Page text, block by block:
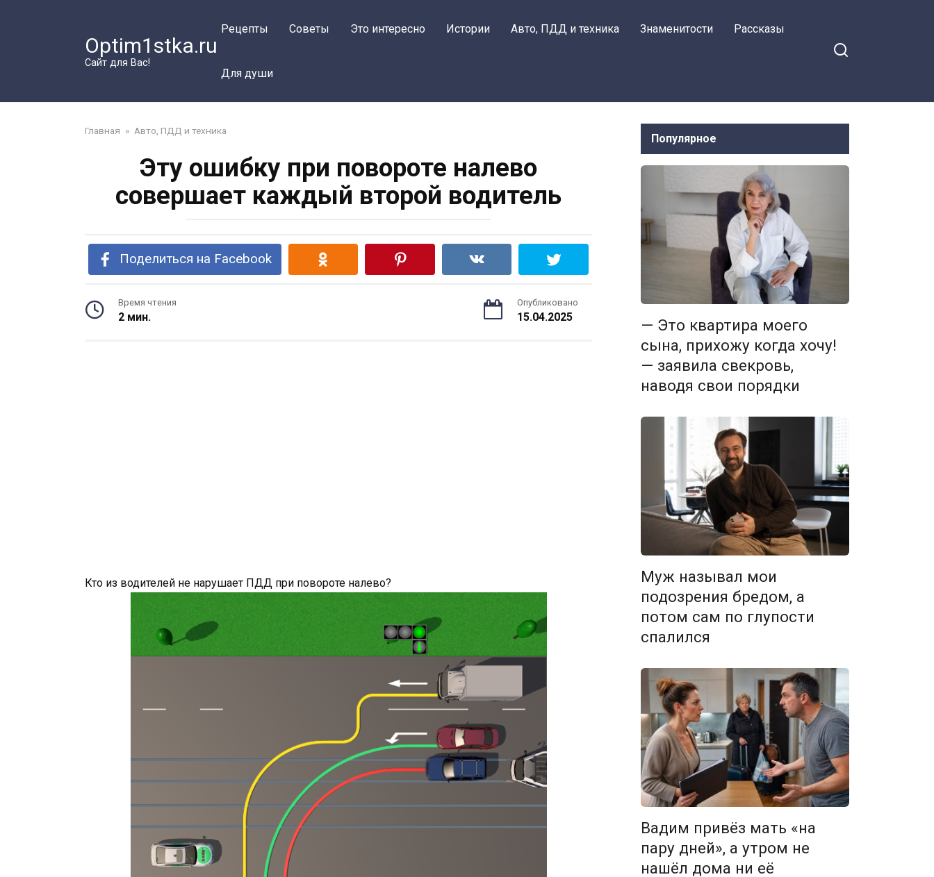
Optim1stka.ru
Сайт для Вас!
Рецепты Советы Это интересно Истории Авто, ПДД и техника Знаменитости Рассказы
Для души
Главная » Авто, ПДД и техника
Эту ошибку при повороте налево
совершает каждый второй водитель
Поделиться на Facebook
Время чтения
2 мин.
Опубликовано
15.04.2025
Кто из водителей не нарушает ПДД при повороте налево?
Популярное
— Это квартира моего
сына, прихожу когда хочу!
— заявила свекровь,
наводя свои порядки
Муж называл мои
подозрения бредом, а
потом сам по глупости
спалился
Вадим привёз мать «на
пару дней», а утром не
нашёл дома ни её